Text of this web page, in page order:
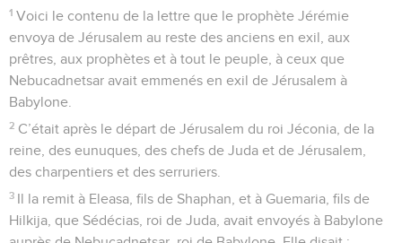
1 Voici le contenu de la lettre que le prophète Jérémie
envoya de Jérusalem au reste des anciens en exil, aux
prêtres, aux prophètes et à tout le peuple, à ceux que
Nebucadnetsar avait emmenés en exil de Jérusalem à
Babylone.
2 C’était après le départ de Jérusalem du roi Jéconia, de la
reine, des eunuques, des chefs de Juda et de Jérusalem,
des charpentiers et des serruriers.
3 Il la remit à Eleasa, fils de Shaphan, et à Guemaria, fils de
Hilkija, que Sédécias, roi de Juda, avait envoyés à Babylone